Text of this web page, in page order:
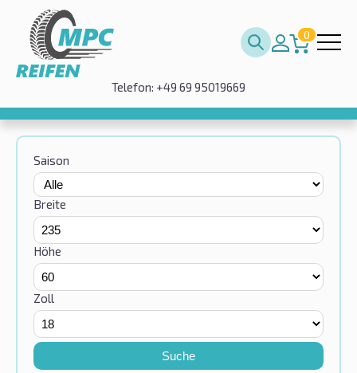
0
Telefon: +49 69 95019669
Saison
Breite
Höhe
Zoll
Suche